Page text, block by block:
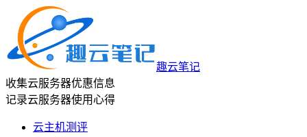
趣云笔记
收集云服务器优惠信息
记录云服务器使用心得
云主机测评